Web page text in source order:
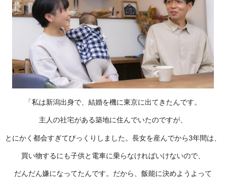
「私は新潟出身で、結婚を機に東京に出てきたんです。
主人の社宅がある築地に住んでいたのですが、
とにかく都会すぎてびっくりしました。長女を産んでから3年間は、
買い物するにも子供と電車に乗らなければいけないので、
だんだん嫌になってたんです。だから、飯能に決めようよって